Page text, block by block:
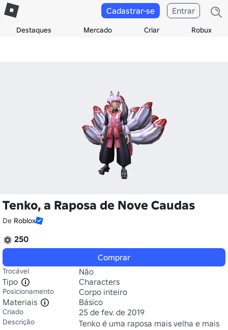
Destaques Mercado Criar Robux
Cadastrar-se Entrar
Tenko, a Raposa de Nove Caudas
De Roblox
250
Comprar
Trocável
Não
Tipo
Characters
Posicionamento
Corpo inteiro
Materiais
Básico
Criado 25 de fev. de 2019
Descrição
Tenko é uma raposa mais velha e mais